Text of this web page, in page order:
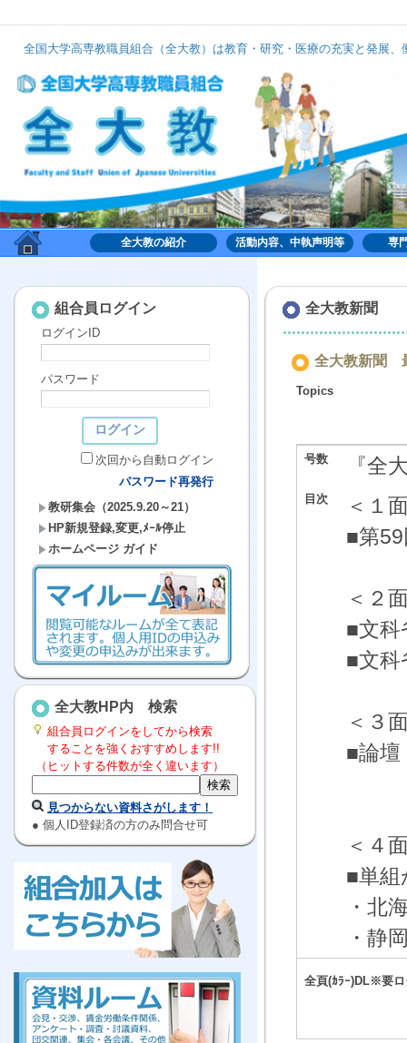
全国大学高専教職員組合（全大教）は教育・研究・医療の充実と発展、
全大教の紹介 活動内容、中執声明等 専
組合員ログイン
ログインID
パスワード
次回から自動ログイン
パスワード再発行
教研集会（2025.9.20～21）
HP新規登録,変更,ﾒｰﾙ停止
ホームページ ガイド
全大教HP内 検索
組合員ログインをしてから検索
することを強くおすすめします!!
（ヒットする件数が全く違います）
見つからない資料さがします！
● 個人ID登録済の方のみ問合せ可
全大教新聞
全大教新聞
Topics
号数 『全
目次
＜１
■第
＜２
■文科
■文科
＜３
■論壇
＜４
■単
・北
・静
全頁(ｶﾗｰ)DL※要ロ